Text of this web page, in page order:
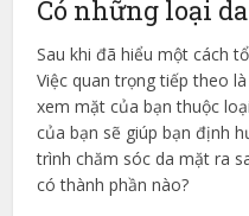
Có những loại
Sau khi đã hiểu một cách
Việc quan trọng tiếp theo
xem mặt của bạn thuộc
của bạn sẽ giúp bạn định
trình chăm sóc da mặt ra
có thành phần nào?